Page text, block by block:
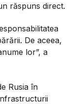
răspuns direct.
De aceea,
lor”, a
Rusia în